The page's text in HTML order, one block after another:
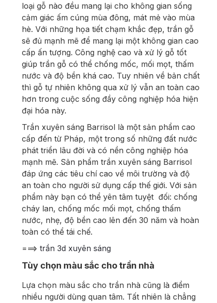
loại gỗ nào đều mang lại cho không gian sống
cảm giác ấm cúng mùa đông, mát mẻ vào mùa
hè. Với những họa tiết chạm khắc đẹp, trần gỗ
sẽ đủ mạnh mẽ để mang lại một không gian cao
cấp ấn tượng. Công nghệ cao và xử lý gỗ tốt
giúp trần gỗ có thể chống mốc, mối mọt, thấm
nước và độ bền khá cao. Tuy nhiên về bản chất
thì gỗ tự nhiên không qua xử lý vẫn an toàn cao
hơn trong cuộc sống đầy công nghiệp hóa hiện
đại hóa này.
Trần xuyên sáng Barrisol là một sản phẩm cao
cấp đến từ Pháp, một trong số những đất nước
phát triển lâu đời và có nền công nghiệp hóa
mạnh mẽ. Sản phẩm trần xuyên sáng Barrisol
đáp ứng các tiêu chí cao về môi trường và độ
an toàn cho người sử dụng cấp thế giới. Với sản
phẩm này bạn có thể yên tâm tuyệt đối: chống
cháy lan, chống mốc mối mọt, chống thấm
nước, nhẹ, độ bền cao lên đến 30 năm và hoàn
toàn có thể tái chế.
===> trần 3d xuyên sáng
Tùy chọn màu sắc cho trần nhà
Lựa chọn màu sắc cho trần nhà cũng là điểm
nhiều người dùng quan tâm. Tất nhiên là chẳng